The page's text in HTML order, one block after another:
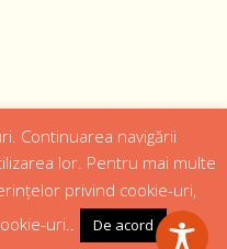
4Us Consulting |
Media
Cateheza
confidențialitate
Continuarea navigării
lor. Pentru mai multe
privind cookie-uri,
uri..
De acord